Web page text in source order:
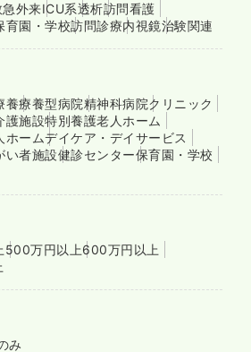
急外来ICU系透析訪問看護
育園・学校訪問診療内視鏡治験関連
養療養型病院精神科病院クリニック
護施設特別養護老人ホーム
ホームデイケア・デイサービス
い者施設健診センター保育園・学校
500万円以上600万円以上
み